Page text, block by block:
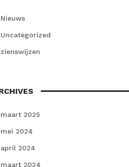
Nieuws
Uncategorized
zienswijzen
maart 2025
mei 2024
april 2024
maart 2024